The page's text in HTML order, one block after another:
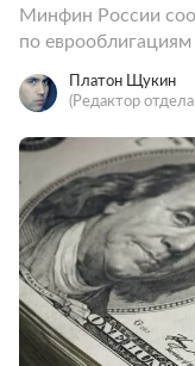
Минфин России
по
Платон Щукин
(Редактор